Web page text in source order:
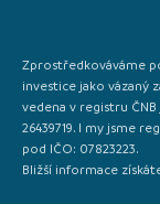
Zprostředkováváme
investice jako vázaný
vedena v registru
26439719. I my jsme
pod IČO: 07823223.
Bližší informace